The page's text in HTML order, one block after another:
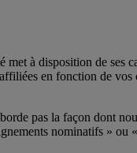
à disposition de ses
en fonction de
pas la façon dont
nominatifs »